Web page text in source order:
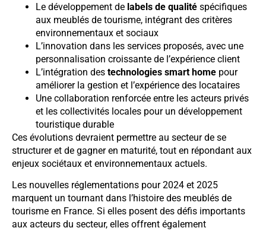
Le développement de labels de qualité spécifiques
aux meublés de tourisme, intégrant des critères
environnementaux et sociaux
L’innovation dans les services proposés, avec une
personnalisation croissante de l’expérience client
L’intégration des technologies smart home pour
améliorer la gestion et l’expérience des locataires
Une collaboration renforcée entre les acteurs privés
et les collectivités locales pour un développement
touristique durable
Ces évolutions devraient permettre au secteur de se
structurer et de gagner en maturité, tout en répondant aux
enjeux sociétaux et environnementaux actuels.
Les nouvelles réglementations pour 2024 et 2025
marquent un tournant dans l’histoire des meublés de
tourisme en France. Si elles posent des défis importants
aux acteurs du secteur, elles offrent également